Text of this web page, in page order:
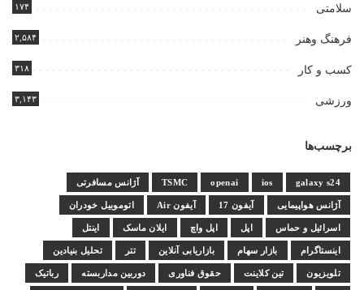
سلامتی ۱۷۴
فرهنگ وهنر ۲,۵۸۴
کسب و کار ۳۱۸
ورزشی ۳,۱۴۳
برچسب‌ها
galaxy s24
ios
openai
TSMC آژانس مسافرتی
آژانس هواپیمایی آیفون 17 آیفون Air اتوموبیل خودران
اسرائیل و حماس اپل اپل واچ ایلان ماسک اینتل
اینستاگرام بازار سهام بازاریابی آنلاین تتر تحلیل بنیادین
تلویزیون تین کلاینت حقوق فناوری دوربین مداربسته رباتیک